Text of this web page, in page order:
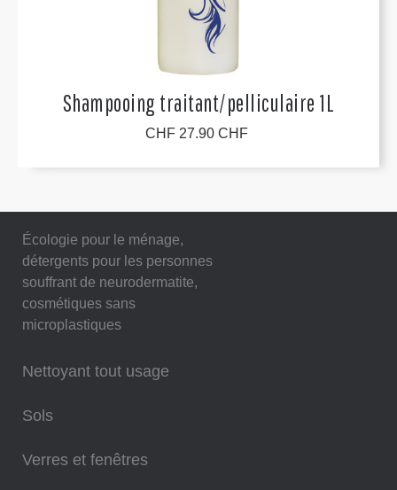
Shampooing traitant/pelliculaire 1L
CHF 27.90 CHF
Écologie pour le ménage,
détergents pour les personnes
souffrant de neurodermatite,
cosmétiques sans
microplastiques
Nettoyant tout usage
Sols
Verres et fenêtres